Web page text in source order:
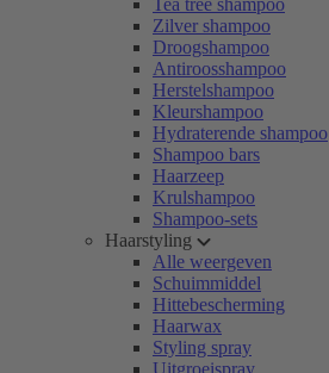
Tea tree shampoo
Zilver shampoo
Droogshampoo
Antiroosshampoo
Herstelshampoo
Kleurshampoo
Hydraterende shampoo
Shampoo bars
Haarzeep
Krulshampoo
Shampoo-sets
Haarstyling
Alle weergeven
Schuimmiddel
Hittebescherming
Haarwax
Styling spray
Uitgroeispray